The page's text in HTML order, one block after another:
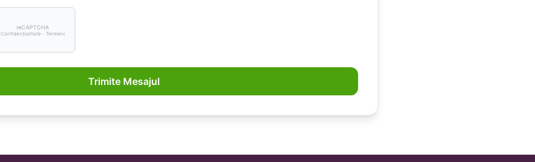
reCAPTCHA
Confidențialitate - Termeni
Trimite Mesajul